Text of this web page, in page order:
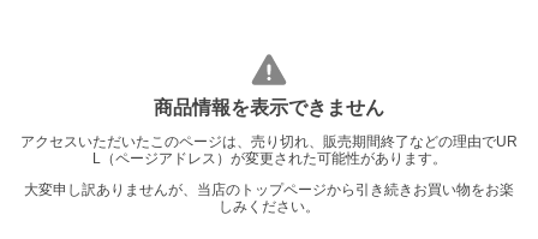
商品情報を表示できません
アクセスいただいたこのページは、売り切れ、販売期間終了などの理由でUR
L（ページアドレス）が変更された可能性があります。
大変申し訳ありませんが、当店のトップページから引き続きお買い物をお楽
しみください。